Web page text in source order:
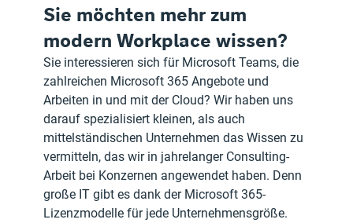
Sie möchten mehr zum
modern Workplace wissen?
Sie interessieren sich für Microsoft Teams, die
zahlreichen Microsoft 365 Angebote und
Arbeiten in und mit der Cloud? Wir haben uns
darauf spezialisiert kleinen, als auch
mittelständischen Unternehmen das Wissen zu
vermitteln, das wir in jahrelanger Consulting-
Arbeit bei Konzernen angewendet haben. Denn
große IT gibt es dank der Microsoft 365-
Lizenzmodelle für jede Unternehmensgröße.